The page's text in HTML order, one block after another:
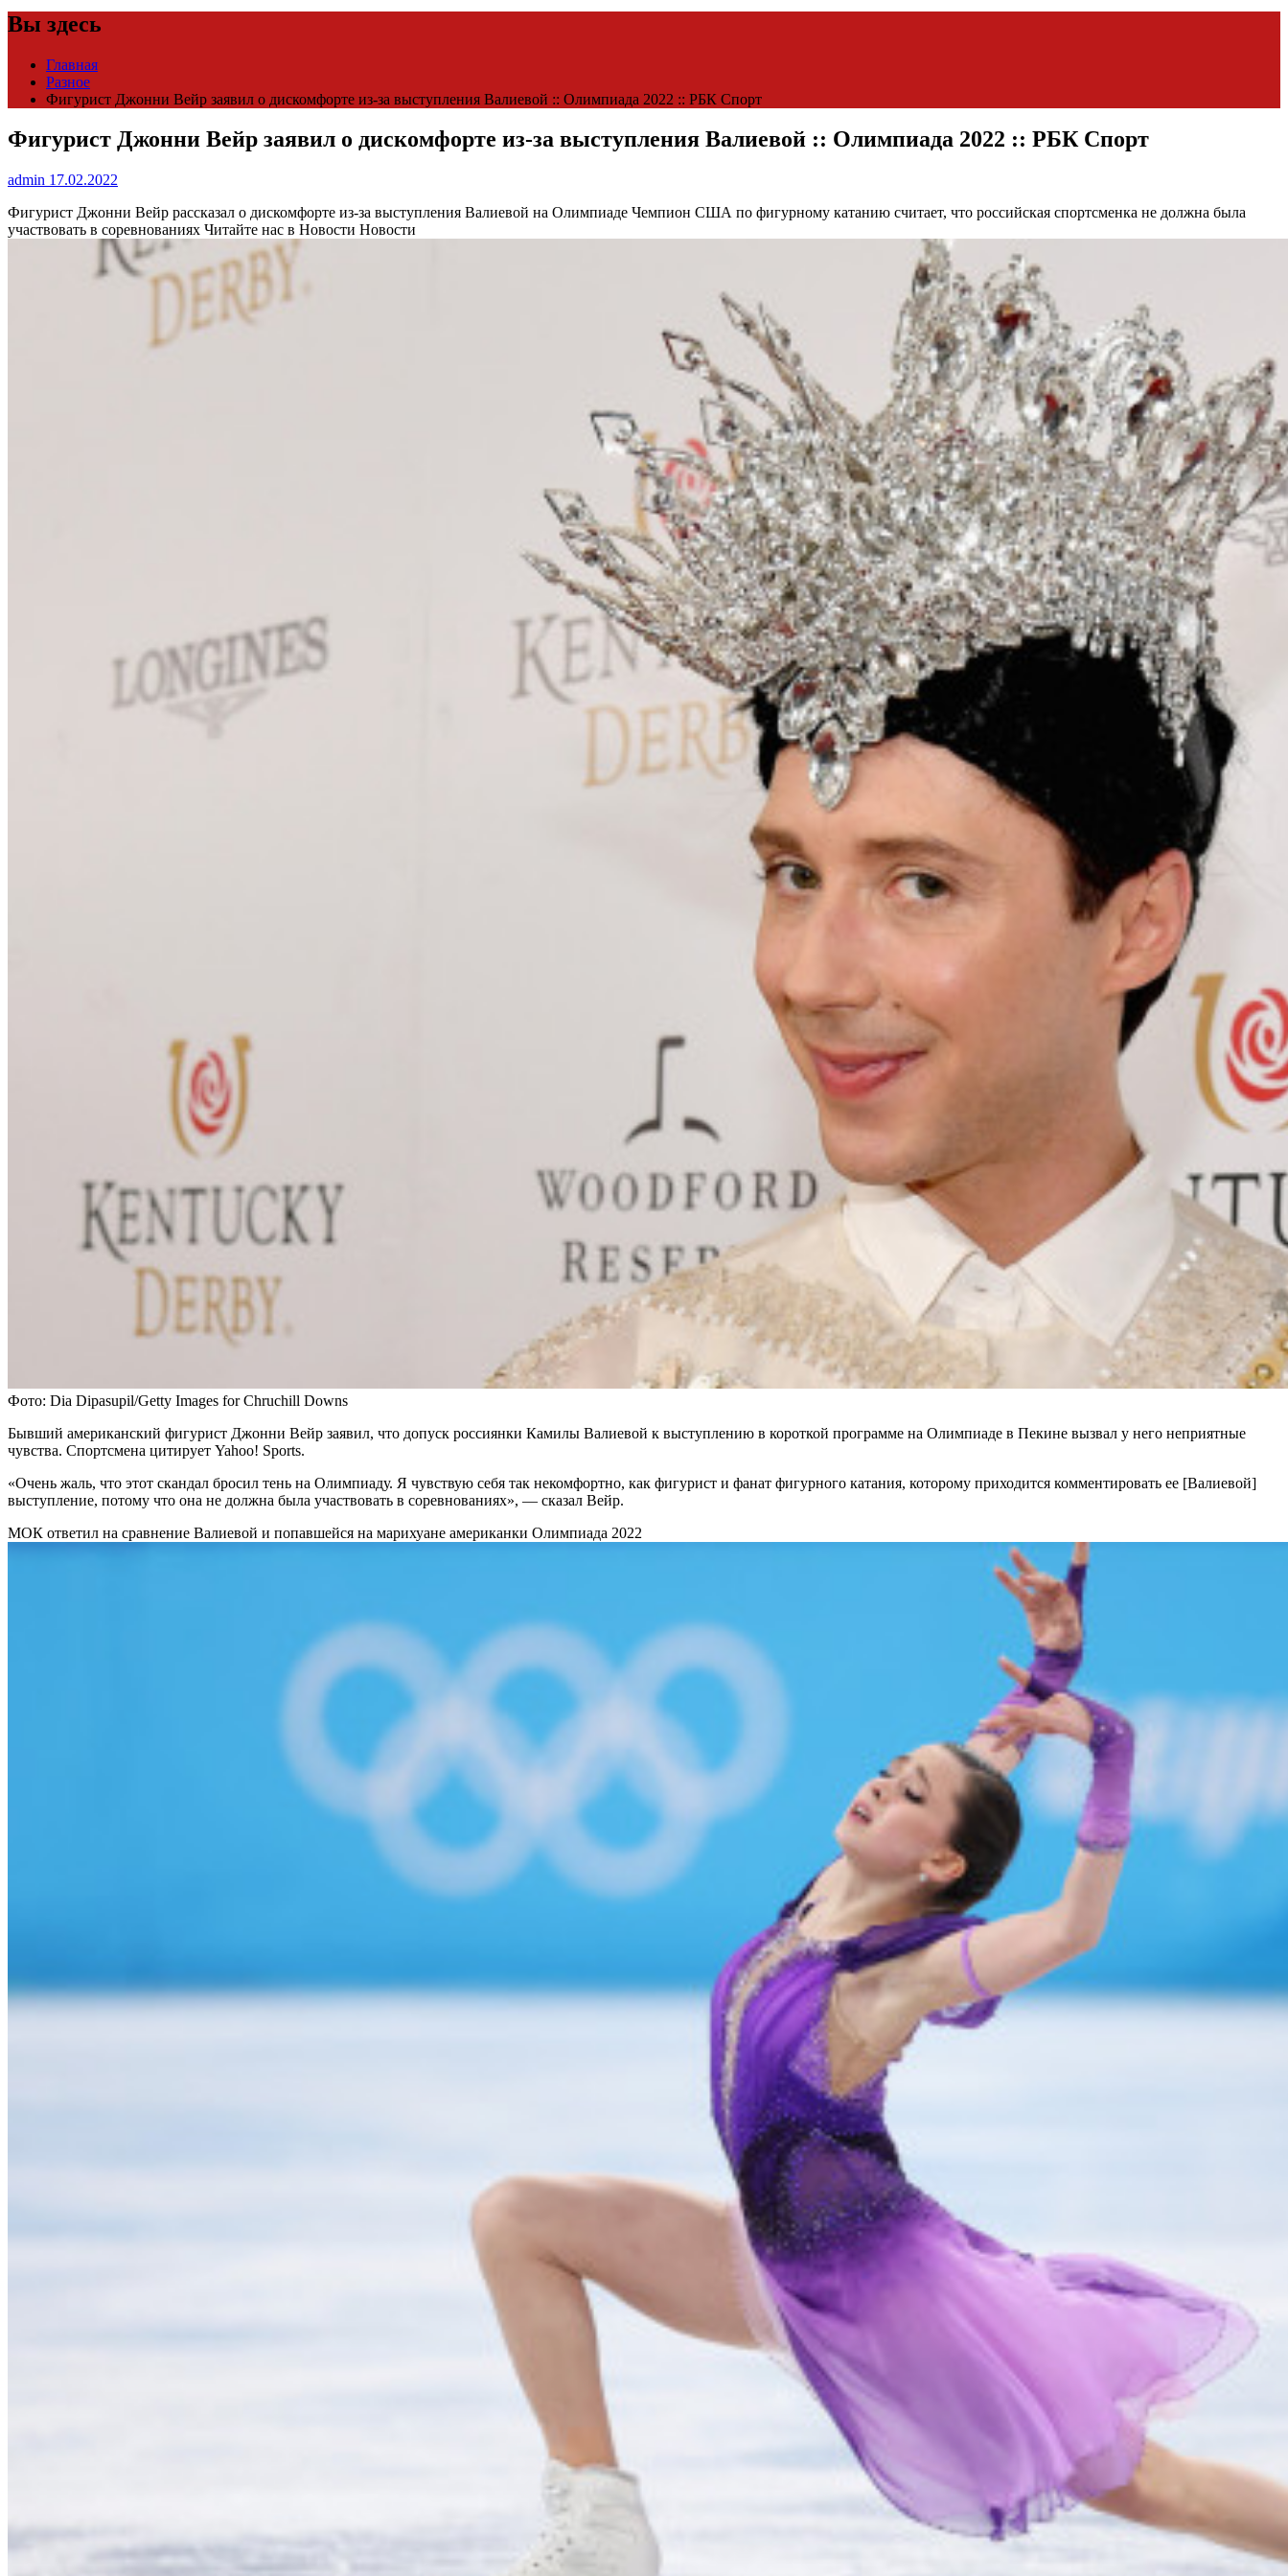
Вы здесь
Главная
Разное
Фигурист Джонни Вейр заявил о дискомфорте из-за выступления Валиевой :: Олимпиада 2022 :: РБК Спорт
Фигурист Джонни Вейр заявил о дискомфорте из-за выступления Валиевой :: Олимпиада 2022 :: РБК Спорт
admin 17.02.2022
Фигурист Джонни Вейр рассказал о дискомфорте из-за выступления Валиевой на Олимпиаде Чемпион США по фигурному катанию считает, что российская спортсменка не должна была
участвовать в соревнованиях Читайте нас в Новости Новости
Фото: Dia Dipasupil/Getty Images for Chruchill Downs
Бывший американский фигурист Джонни Вейр заявил, что допуск россиянки Камилы Валиевой к выступлению в короткой программе на Олимпиаде в Пекине вызвал у него неприятные
чувства. Спортсмена цитирует Yahoo! Sports.
«Очень жаль, что этот скандал бросил тень на Олимпиаду. Я чувствую себя так некомфортно, как фигурист и фанат фигурного катания, которому приходится комментировать ее [Валиевой]
выступление, потому что она не должна была участвовать в соревнованиях», — сказал Вейр.
МОК ответил на сравнение Валиевой и попавшейся на марихуане американки Олимпиада 2022